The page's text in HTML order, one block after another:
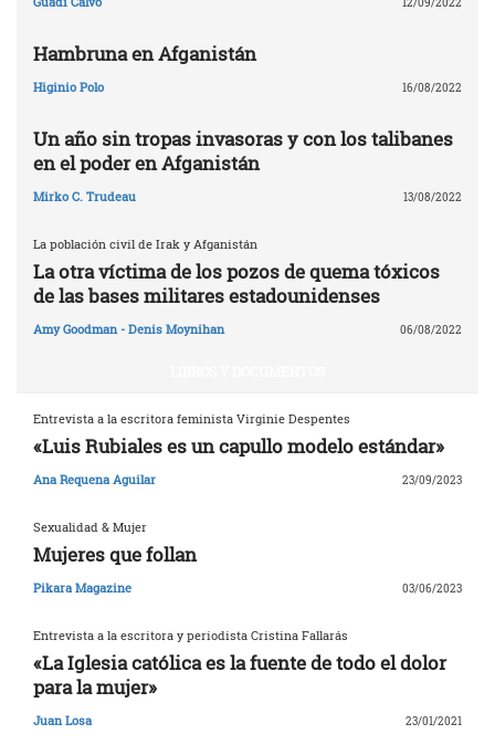
Hambruna en Afganistán
Higinio Polo 16/08/2022
Un año sin tropas invasoras y con los talibanes
en el poder en Afganistán
Mirko C. Trudeau 13/08/2022
La población civil de Irak y Afganistán
La otra víctima de los pozos de quema tóxicos
de las bases militares estadounidenses
Amy Goodman - Denis Moynihan 06/08/2022
Entrevista a la escritora feminista Virginie Despentes
«Luis Rubiales es un capullo modelo estándar»
Ana Requena Aguilar 23/09/2023
Sexualidad & Mujer
Mujeres que follan
Pikara Magazine 03/06/2023
Entrevista a la escritora y periodista Cristina Fallarás
«La Iglesia católica es la fuente de todo el dolor
para la mujer»
Juan Losa 23/01/2021